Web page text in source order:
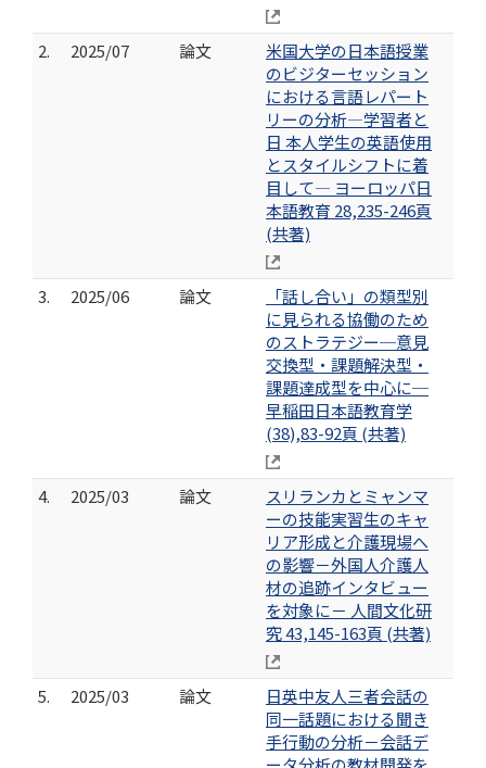
2. 2025/07 論文
⽶国⼤学の⽇本語授業
のビジターセッション
における⾔語レパート
リーの分析―学習者と
⽇ 本⼈学⽣の英語使⽤
とスタイルシフトに着
⽬して― ヨーロッパ日
本語教育 28,235-246頁
(共著)
3. 2025/06 論文
「話し合い」の類型別
に見られる協働のため
のストラテジー─意見
交換型・課題解決型・
課題達成型を中心に─
早稲田日本語教育学
(38),83-92頁 (共著)
4. 2025/03 論文
スリランカとミャンマ
ーの技能実習⽣のキャ
リア形成と介護現場へ
の影響－外国⼈介護⼈
材の追跡インタビュー
を対象に－ 人間文化研
究 43,145-163頁 (共著)
5. 2025/03 論文
日英中友人三者会話の
同一話題における聞き
手行動の分析－会話デ